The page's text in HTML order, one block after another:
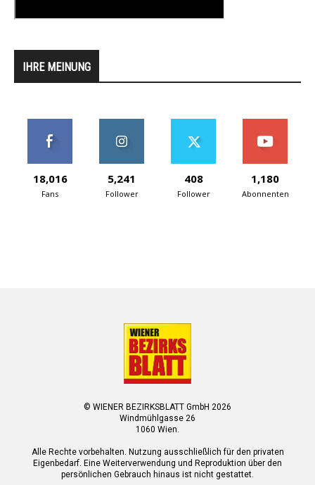
IHRE MEINUNG
18,016
Fans
5,241
Follower
408
Follower
1,180
Abonnenten
© WIENER BEZIRKSBLATT GmbH 2026
Windmühlgasse 26
1060 Wien.
Alle Rechte vorbehalten. Nutzung ausschließlich für den privaten
Eigenbedarf. Eine Weiterverwendung und Reproduktion über den
persönlichen Gebrauch hinaus ist nicht gestattet.